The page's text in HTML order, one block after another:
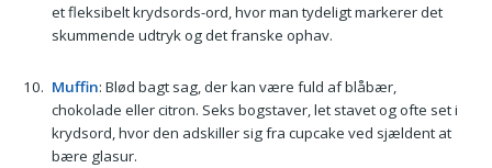
et fleksibelt krydsords-ord, hvor man tydeligt markerer det
skummende udtryk og det franske ophav.
Muffin: Blød bagt sag, der kan være fuld af blåbær,
chokolade eller citron. Seks bogstaver, let stavet og ofte set i
krydsord, hvor den adskiller sig fra cupcake ved sjældent at
bære glasur.